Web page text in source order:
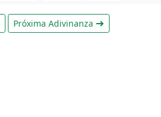
Próxima Adivinanza